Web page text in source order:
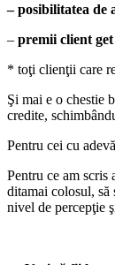
– posibilitatea de
– premii client
* toţi clienţii care
Şi mai e o chestie
credite,
Pentru cei cu
Pentru ce am
ditamai colosul, să
nivel de percepţie